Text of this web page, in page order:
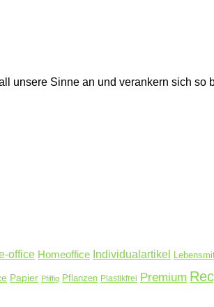
unsere Sinne an und verankern sich so
office Homeoffice Individualartikel
Papier Pfiffig Pflanzen Plastikfrei Premium